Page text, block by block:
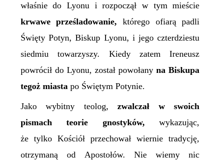
właśnie do Lyonu i rozpoczął w tym mieście
krwawe prześladowanie, którego ofiarą padli
Święty Potyn,Biskup Lyonu, i jego czterdziestu
siedmiu towarzyszy. Kiedy zatem Ireneusz
powrócił do Lyonu, został powołany naBiskupa
tegoż miastapo Świętym Potynie.
Jako wybitny teolog,zwalczał w swoich
pismach teorie gnostyków, wykazując,
że tylko Kościół przechował wiernie tradycję,
otrzymaną od Apostołów. Nie wiemy nic